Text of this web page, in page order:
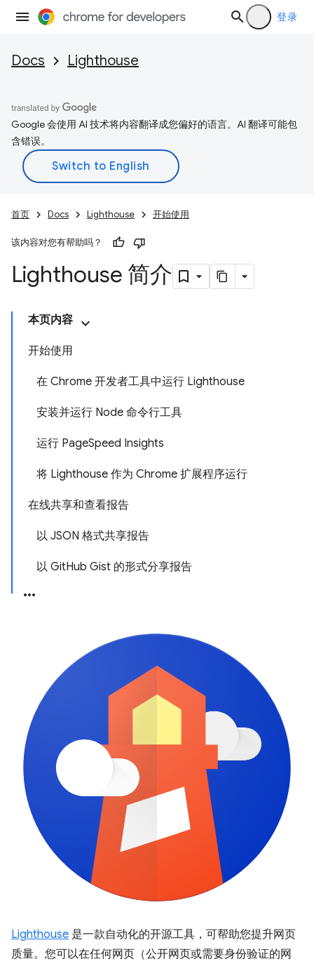
登录
Docs Lighthouse
Google 会使用 AI 技术将内容翻译成您偏好的语言。AI 翻译可能包
含错误。
首页 Docs Lighthouse 开始使用
该内容对您有帮助吗？
Lighthouse 简介
本页内容
开始使用
在 Chrome 开发者工具中运行 Lighthouse
安装并运行 Node 命令行工具
运行 PageSpeed Insights
将 Lighthouse 作为 Chrome 扩展程序运行
在线共享和查看报告
以 JSON 格式共享报告
以 GitHub Gist 的形式分享报告
Lighthouse 是一款自动化的开源工具，可帮助您提升网页
质量。您可以在任何网页（公开网页或需要身份验证的网